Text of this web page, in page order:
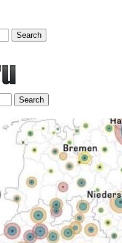
Search
Search